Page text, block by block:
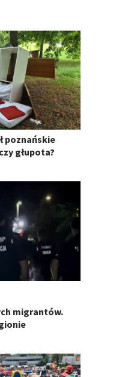
poznańskie
głupota?
migrantów.